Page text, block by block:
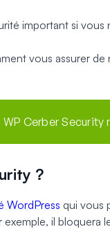
important si vous
vous assurer de
Cerber Security
?
WordPress qui vous
il bloquera